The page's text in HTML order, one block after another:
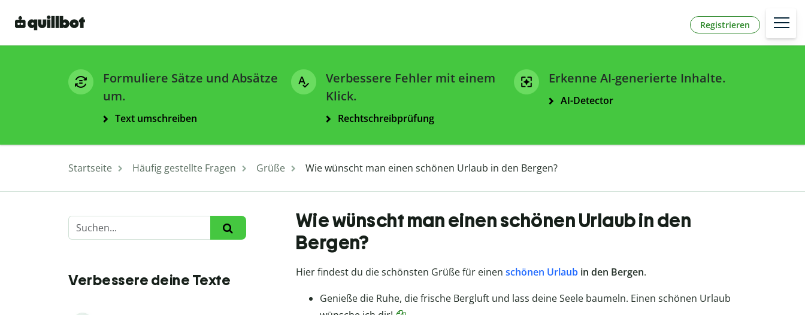
Registrieren
Formuliere Sätze und Absätze
um.
Text umschreiben
Verbessere Fehler mit einem
Klick.
Rechtschreibprüfung
Erkenne AI-generierte Inhalte.
AI-Detector
Startseite Häufig gestellte Fragen Grüße Wie wünscht man einen schönen Urlaub in den Bergen?
Verbessere deine Texte
Wie wünscht man einen schönen Urlaub in den
Bergen?
Hier findest du die schönsten Grüße für einen schönen Urlaubin den Bergen.
Genieße die Ruhe, die frische Bergluft und lass deine Seele baumeln. Einen schönen Urlaub